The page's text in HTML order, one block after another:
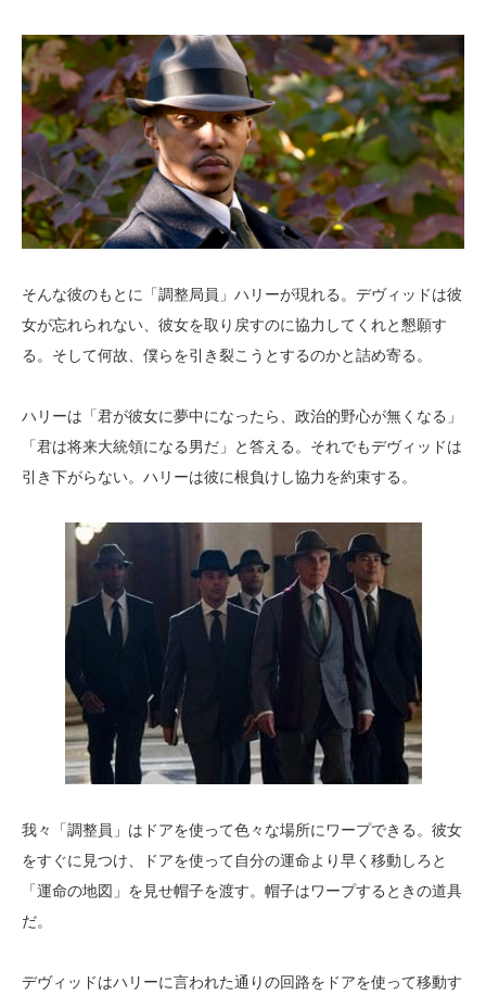
そんな彼のもとに「調整局員」ハリーが現れる。デヴィッドは彼
女が忘れられない、彼女を取り戻すのに協力してくれと懇願す
る。そして何故、僕らを引き裂こうとするのかと詰め寄る。
ハリーは「君が彼女に夢中になったら、政治的野心が無くなる」
「君は将来大統領になる男だ」と答える。それでもデヴィッドは
引き下がらない。ハリーは彼に根負けし協力を約束する。
我々「調整員」はドアを使って色々な場所にワープできる。彼女
をすぐに見つけ、ドアを使って自分の運命より早く移動しろと
「運命の地図」を見せ帽子を渡す。帽子はワープするときの道具
だ。
デヴィッドはハリーに言われた通りの回路をドアを使って移動す